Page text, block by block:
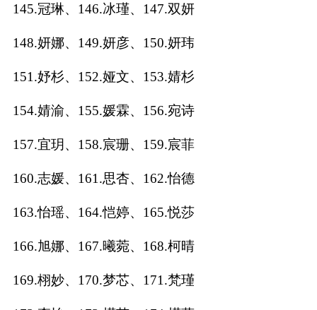
145.冠琳、146.冰瑾、147.双妍
148.妍娜、149.妍彦、150.妍玮
151.妤杉、152.娅文、153.婧杉
154.婧渝、155.媛霖、156.宛诗
157.宜玥、158.宸珊、159.宸菲
160.志媛、161.思杏、162.怡德
163.怡瑶、164.恺婷、165.悦莎
166.旭娜、167.曦菀、168.柯晴
169.栩妙、170.梦芯、171.梵瑾